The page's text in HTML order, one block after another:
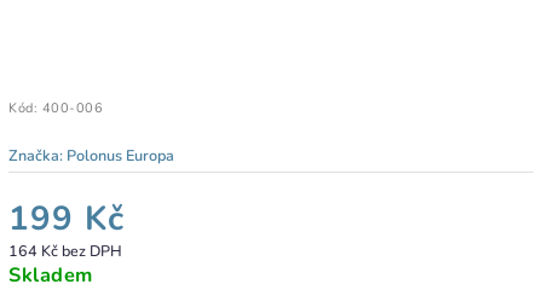
Kód: 400-006
Značka: Polonus Europa
199 Kč
164 Kč bez DPH
Skladem